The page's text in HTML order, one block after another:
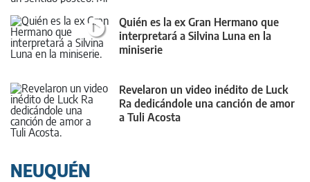
Quién es la ex Gran Hermano que
interpretará a Silvina Luna en la
miniserie
Revelaron un video inédito de Luck
Ra dedicándole una canción de amor
a Tuli Acosta
NEUQUÉN